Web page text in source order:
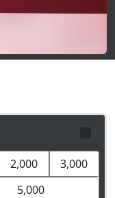
2,000
3,000
5,000
a tolerance on